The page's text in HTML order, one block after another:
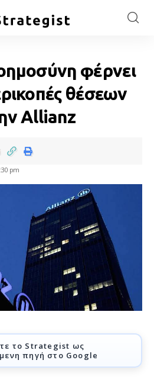
φέρνει
θέσεων
Allianz
pm
το Strategist ως
πηγή στο Google